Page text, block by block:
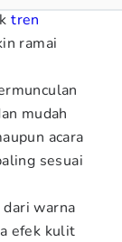
tren
ramai
mudah
acara
sesuai
warna
efek kulit